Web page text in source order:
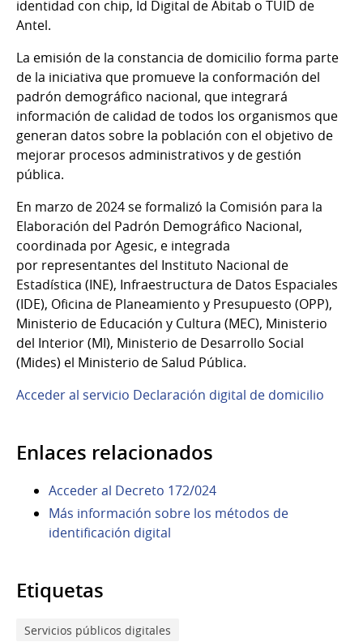
identidad con chip, Id Digital de Abitab o TUID de
Antel.
La emisión de la constancia de domicilio forma parte
de la iniciativa que promueve la conformación del
padrón demográfico nacional, que integrará
información de calidad de todos los organismos que
generan datos sobre la población con el objetivo de
mejorar procesos administrativos y de gestión
pública.
En marzo de 2024 se formalizó la Comisión para la
Elaboración del Padrón Demográfico Nacional,
coordinada por Agesic, e integrada
por representantes del Instituto Nacional de
Estadística (INE), Infraestructura de Datos Espaciales
(IDE), Oficina de Planeamiento y Presupuesto (OPP),
Ministerio de Educación y Cultura (MEC), Ministerio
del Interior (MI), Ministerio de Desarrollo Social
(Mides) el Ministerio de Salud Pública.
Acceder al servicio Declaración digital de domicilio
Enlaces relacionados
Acceder al Decreto 172/024
Más información sobre los métodos de
identificación digital
Etiquetas
Servicios públicos digitales